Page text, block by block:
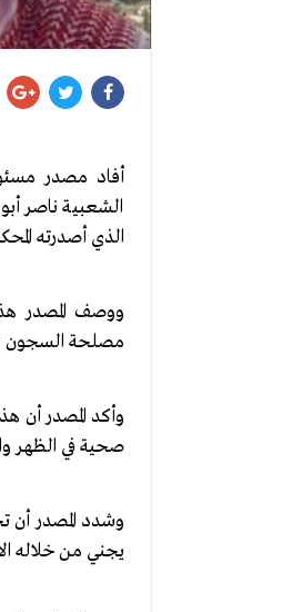
أفاد مصدر
الذي أصدرته المحكمة
ووصف المصدر
مصلحة السجون
وأكد المصدر أن
صحية في الظهر
وشدد المصدر أن
يجني من خلاله